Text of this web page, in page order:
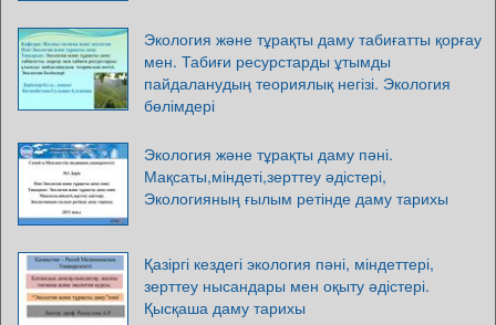
Экология және тұрақты даму табиғатты қорғау
мен. Табиғи ресурстарды ұтымды
пайдаланудың теориялық негізі. Экология
бөлімдері
Экология және тұрақты даму пәні.
Мақсаты,міндеті,зерттеу әдістері,
Экологияның ғылым ретінде даму тарихы
Қазіргі кездегі экология пәні, міндеттері,
зерттеу нысандары мен оқыту әдістері.
Қысқаша даму тарихы